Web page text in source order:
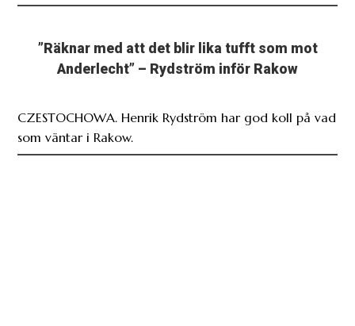
”Räknar med att det blir lika tufft som mot
Anderlecht” – Rydström inför Rakow
CZESTOCHOWA. Henrik Rydström har god koll på vad
som väntar i Rakow.